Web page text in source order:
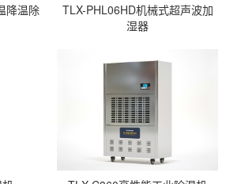
降温除
TLX-PHL06HD机械式超声波加
湿器